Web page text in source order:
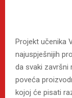
Projekt učenika
najuspješnijih
da svaki završni
poveća
kojoj će pisati